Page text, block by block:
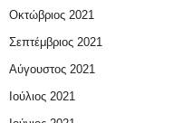
Οκτώβριος 2021
Σεπτέμβριος 2021
Αύγουστος 2021
Ιούλιος 2021